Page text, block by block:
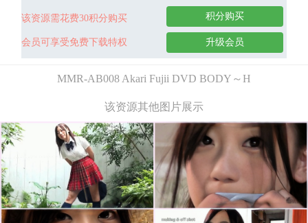
该资源需花费30积分购买
会员可享受免费下载特权
积分购买
升级会员
MMR-AB008 Akari Fujii DVD BODY～H
该资源其他图片展示